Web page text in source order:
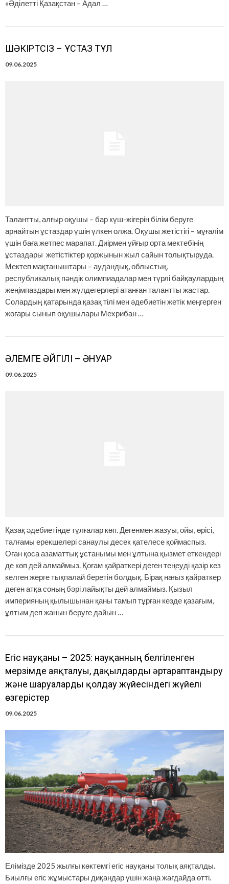
«Әділетті Қазақстан – Адал …
ШӘКІРТСІЗ – ҰСТАЗ ТҰЛ
09.06.2025
Талантты, алғыр оқушы – бар күш-жігерін білім беруге
арнайтын ұстаздар үшін үлкен олжа. Оқушы жетістігі – мұғалім
үшін баға жетпес марапат. Диірмен ұйғыр орта мектебінің
ұстаздары жетістіктер қоржынын жыл сайын толықтыруда.
Мектеп мақтаныштары – аудандық, облыстық,
республикалық пәндік олимпиадалар мен түрлі байқаулардың
жеңімпаздары мен жүлдегерлері атанған талантты жастар.
Солардың қатарында қазақ тілі мен әдебиетін жетік меңгерген
жоғары сынып оқушылары Мехрибан …
ӘЛЕМГЕ ӘЙГІЛІ – ӘНУАР
09.06.2025
Қазақ әдебиетінде тұлғалар көп. Дегенмен жазуы, ойы, өрісі,
талғамы ерекшелері санаулы десек қателесе қоймаспыз.
Оған қоса азаматтық ұстанымы мен ұлтына қызмет еткендері
де көп дей алмаймыз. Қоғам қайраткері деген теңеуді қазір кез
келген жерге тықпалай беретін болдық. Бірақ нағыз қайраткер
деген атқа соның бәрі лайықты дей алмаймыз. Қызыл
империяның қылышынан қаны тамып тұрған кезде қазағым,
ұлтым деп жанын беруге дайын …
Егіс науқаны – 2025: науқанның белгіленген
мерзімде аяқталуы, дақылдарды әртараптандыру
және шаруаларды қолдау жүйесіндегі жүйелі
өзгерістер
09.06.2025
Елімізде 2025 жылғы көктемгі егіс науқаны толық аяқталды.
Биылғы егіс жұмыстары диқандар үшін жаңа жағдайда өтті.